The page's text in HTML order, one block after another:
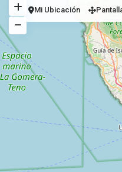
Mi Ubicación